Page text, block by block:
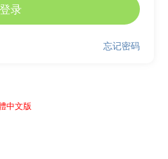
登录
忘记密码
中文版